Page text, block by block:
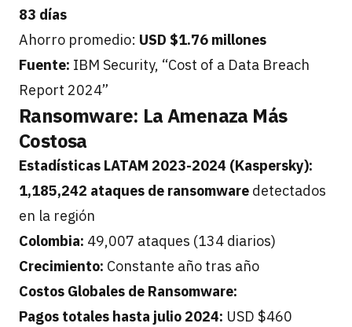
83 días
Ahorro promedio: USD $1.76 millones
Fuente: IBM Security, “Cost of a Data Breach
Report 2024”
Ransomware: La Amenaza Más
Costosa
Estadísticas LATAM 2023-2024 (Kaspersky):
1,185,242 ataques de ransomware detectados
en la región
Colombia: 49,007 ataques (134 diarios)
Crecimiento: Constante año tras año
Costos Globales de Ransomware:
Pagos totales hasta julio 2024: USD $460